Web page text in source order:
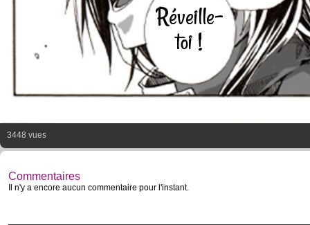
Réveille-
toi !
3448 vues
Commentaires
Il n'y a encore aucun commentaire pour l'instant.